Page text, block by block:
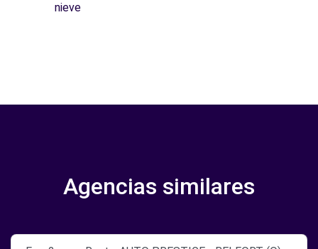
nieve
Agencias similares